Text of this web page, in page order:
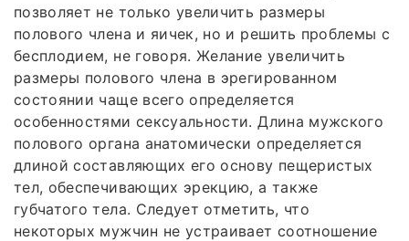
позволяет не только увеличить размеры
полового члена и яичек, но и решить проблемы с
бесплодием, не говоря. Желание увеличить
размеры полового члена в эрегированном
состоянии чаще всего определяется
особенностями сексуальности. Длина мужского
полового органа анатомически определяется
длиной составляющих его основу пещеристых
тел, обеспечивающих эрекцию, а также
губчатого тела. Следует отметить, что
некоторых мужчин не устраивает соотношение